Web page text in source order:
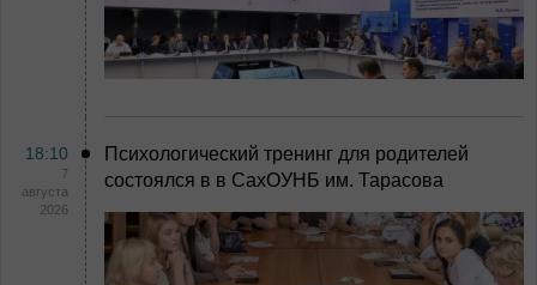
18:10
7
августа
2026
Психологический тренинг для родителей
состоялся в в СахОУНБ им. Тарасова